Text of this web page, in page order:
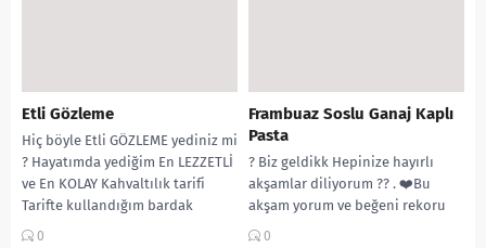
Etli Gözleme
Hiç böyle Etli GÖZLEME yediniz mi
? Hayatımda yediğim En LEZZETLİ
ve En KOLAY Kahvaltılık tarifi
Tarifte kullandığım bardak
ölçüsü...
0
Frambuaz Soslu Ganaj Kaplı
Pasta
? Biz geldikk Hepinize hayırlı
akşamlar diliyorum ?? . ❤️Bu
akşam yorum ve beğeni rekoru
kırar mıyız hep beraber ?❤️❤️❤️❤️
0